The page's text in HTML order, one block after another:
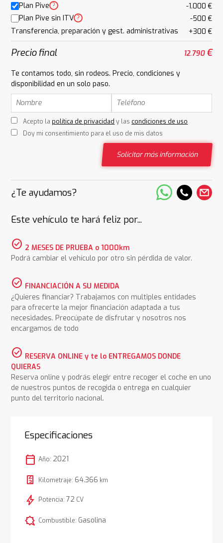
Plan Pive ?
-1.000 €
Plan Pive sin ITV ?
-500 €
Transferencia, preparación y gest. administrativas
+300 €
Precio final 12.790€
Te contamos todo, sin rodeos. Precio, condiciones y
disponibilidad en un solo paso.
Acepto la política de privacidad y las condiciones de uso
Doy mi consentimiento para el uso de mis datos
Solicitar más información
¿Te ayudamos?
Este vehículo te hará feliz por...
check_circle 2 MESES DE PRUEBA o 1000km
Podrá cambiar el vehículo por otro sin pérdida de valor.
check_circle FINANCIACIÓN A SU MEDIDA
¿Quieres financiar? Trabajamos con multiples entidades
para ofrecerte la mejor financiación adaptada a tus
necesidades. Preocúpate de disfrutar y nosotros nos
encargamos de todo
check_circle RESERVA ONLINE y te lo ENTREGAMOS DONDE
QUIERAS
Reserva online y podrás elegir entre recoger el coche en uno
de nuestros puntos de recogida o entrega en cualquier
punto del territorio nacional.
Especificaciones
calendar_today Año: 2021
Kilometraje: 64.366 km
bolt Potencia: 72 CV
comic_bubble Combustible: Gasolina